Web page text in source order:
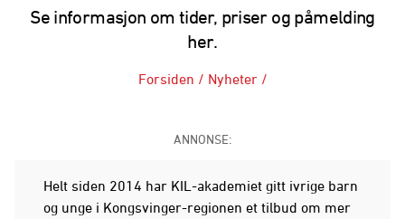
Se informasjon om tider, priser og påmelding
her.
Forsiden / Nyheter /
ANNONSE:
Helt siden 2014 har KIL-akademiet gitt ivrige barn
og unge i Kongsvinger-regionen et tilbud om mer